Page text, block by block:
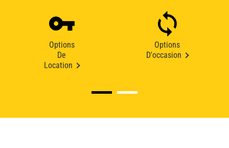
Options
De
Location
Options
D'occasion